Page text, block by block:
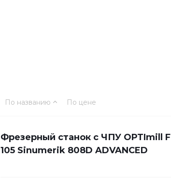
По названию По цене
Фрезерный станок с ЧПУ OPTImill F
105 Sinumerik 808D ADVANCED